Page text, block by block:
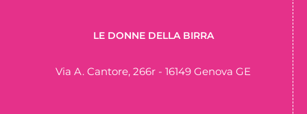
LE DONNE DELLA BIRRA
Via A. Cantore, 266r - 16149 Genova GE